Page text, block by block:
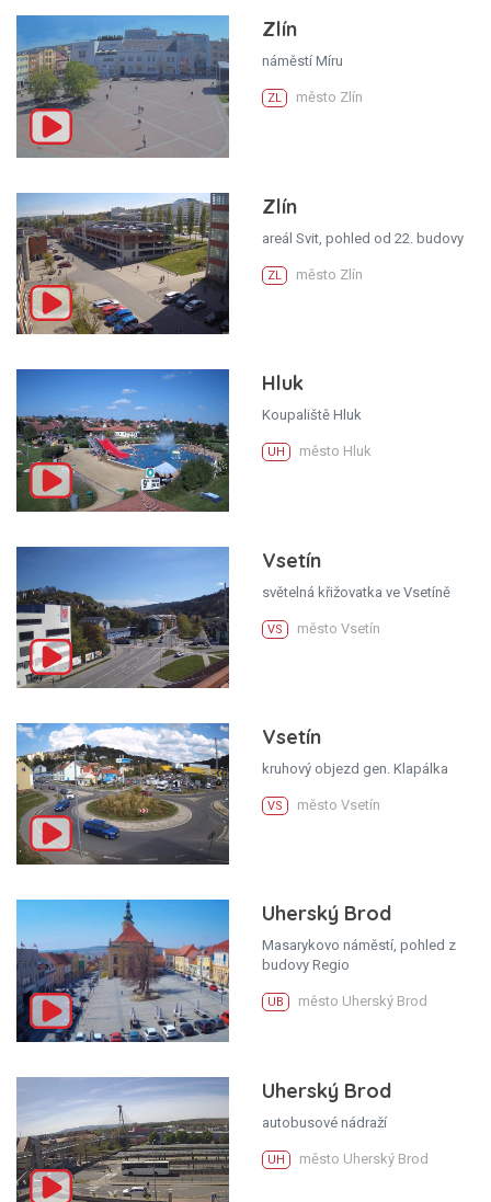
Zlín
náměstí Míru
ZL město Zlín
Zlín
areál Svit, pohled od 22. budovy
ZL město Zlín
Hluk
Koupaliště Hluk
UH město Hluk
Vsetín
světelná křižovatka ve Vsetíně
VS město Vsetín
Vsetín
kruhový objezd gen. Klapálka
VS město Vsetín
Uherský Brod
Masarykovo náměstí, pohled z
budovy Regio
UB město Uherský Brod
Uherský Brod
autobusové nádraží
UH město Uherský Brod